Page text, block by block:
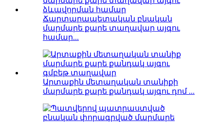
Ճարտարապետական ​​բնական
մարմարե քարե տաղավար այգու
համար...
Արտաքին մետաղական տանիքի
մարմարե քարե քանդակ այգու դոմ ...